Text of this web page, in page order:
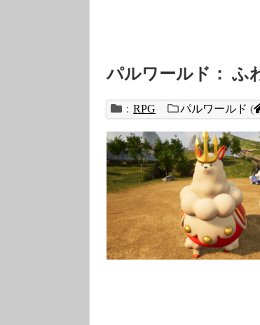
パルワールド： ふ
： RPG パルワールド (